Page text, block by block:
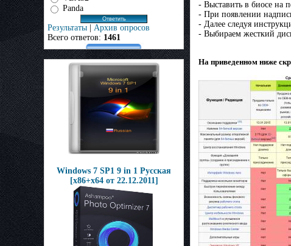
Panda
Результаты | Архив опросов
Всего ответов: 1461
Windows 7 SP1 9 in 1 Русская
[x86+x64 от 22.12.2011]
- Выставить в биосе на
- При появлении
- Далее следуя
- Выбираем жесткий
На приведенном ниже